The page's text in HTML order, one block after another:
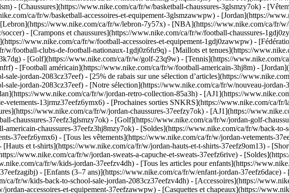
- [Chaussures](https://www.nike.com/ca/fr/w/basketball-chaussures-3glsmzy7ok) -
ca/fr/w/basketball-accessoires-et-equipement-3glsmzawwpw) - [Jordan](https://
www.nike.com/ca/fr/w/lebron-7y57x) - [NBA](https://www.nike.com/ca/fr/
- [Crampons et chaussures](https://www.nike.com/ca/fr/w/football-chaussures-
www.nike.com/ca/fr/w/football-accessoires-et-equipement-1gdj0zawwpw) -
w/football-clubs-de-football-nationaux-1gdj0z6fu9q) - [Maillots et tenues](https://
- [Golf](https://www.nike.com/ca/fr/w/golf-23q9w) - [Tennis](https://www.nike.com/
- [Football américain](https://www.nike.com/ca/fr/w/football-americain-3hj8m) -
jordan-2083cz37eef) - [25% de rabais sur une sélection d’articles](https://
sale-jordan-2083cz37eef) - [Notre sélection](https://www.nike.com/ca/fr/w/nouveau-
www.nike.com/ca/fr/w/jordan-retro-collection-85a3h) - [AJ1](https://
13jrmz37eefz6ymx6) - [Prochaines sorties SNKRS](https://www.nike.com/ca/fr/
www.nike.com/ca/fr/w/jordan-chaussures-37eefzy7ok) - [AJ1](https://
chaussures-37eefz3glsmzy7ok) - [Golf](https://www.nike.com/ca/fr/w/jordan-golf-
chaussures-37eefz3hj8mzy7ok) - [Soldes](https://www.nike.com/ca/fr/w/back-to-
37eefz6ymx6) - [Tous les vêtements](https://www.nike.com/ca/fr/w/jordan-vetements-
et t-shirts](https://www.nike.com/ca/fr/w/jordan-hauts-et-t-shirts-37eefz9om13) -
www.nike.com/ca/fr/w/jordan-sweats-a-capuche-et-sweats-37eefz6rive) -
ca/fr/w/kids-jordan-37eefzv4dh) - [Tous les articles pour enfants](https://
- [Enfants (3–7 ans)](https://www.nike.com/ca/fr/w/enfant-jordan-37eefz6dace)
ca/fr/w/kids-back-to-school-sale-jordan-2083cz37eefzv4dh) - [Accessoires](https://
accessoires-et-equipement-37eefzawwpw) - [Casquettes et chapeaux](https://